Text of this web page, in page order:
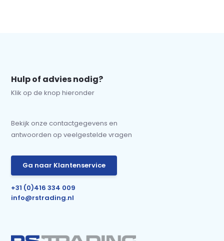
Hulp of advies nodig?
Klik op de knop hieronder
Bekijk onze contactgegevens en
antwoorden op veelgestelde vragen
Ga naar Klantenservice
+31 (0)416 334 009
info@rstrading.nl